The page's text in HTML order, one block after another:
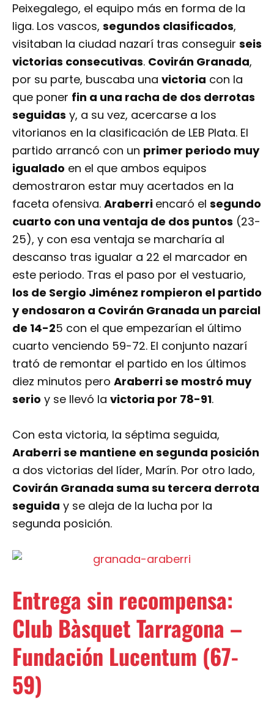
Peixegalego, el equipo más en forma de la
liga. Los vascos, segundos clasificados,
visitaban la ciudad nazarí tras conseguir seis
victorias consecutivas. Covirán Granada,
por su parte, buscaba una victoria con la
que poner fin a una racha de dos derrotas
seguidas y, a su vez, acercarse a los
vitorianos en la clasificación de LEB Plata. El
partido arrancó con un primer periodo muy
igualado en el que ambos equipos
demostraron estar muy acertados en la
faceta ofensiva. Araberri encaró el segundo
cuarto con una ventaja de dos puntos (23-
25), y con esa ventaja se marcharía al
descanso tras igualar a 22 el marcador en
este periodo. Tras el paso por el vestuario,
los de Sergio Jiménez rompieron el partido
y endosaron a Covirán Granada un parcial
de 14-25 con el que empezarían el último
cuarto venciendo 59-72. El conjunto nazarí
trató de remontar el partido en los últimos
diez minutos pero Araberri se mostró muy
serio y se llevó la victoria por 78-91.
Con esta victoria, la séptima seguida,
Araberri se mantiene en segunda posición
a dos victorias del líder, Marín. Por otro lado,
Covirán Granada suma su tercera derrota
seguida y se aleja de la lucha por la
segunda posición.
Entrega sin recompensa:
Club Bàsquet Tarragona –
Fundación Lucentum (67-
59)